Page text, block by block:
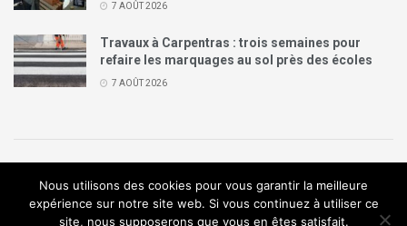
7 AOÛT 2026
Travaux à Carpentras : trois semaines pour
refaire les marquages au sol près des écoles
7 AOÛT 2026
Politique de confidentialité Mentions légales
Contact
Annonces Legal Plus
Nous utilisons des cookies pour vous garantir la meilleure
expérience sur notre site web. Si vous continuez à utiliser ce
site, nous supposerons que vous en êtes satisfait.